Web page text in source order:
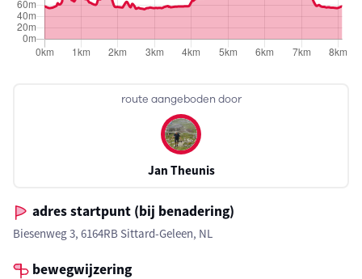
route aangeboden door
Jan Theunis
adres startpunt (bij benadering)
Biesenweg 3, 6164RB Sittard-Geleen, NL
bewegwijzering